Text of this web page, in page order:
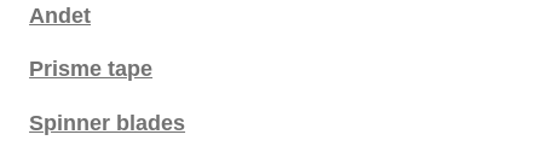
Andet
Prisme tape
Spinner blades